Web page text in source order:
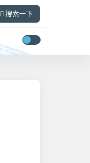
搜索一下